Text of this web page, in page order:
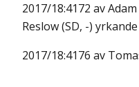
2017/18:4172 av
Reslow (SD, -)
2017/18:4176 av